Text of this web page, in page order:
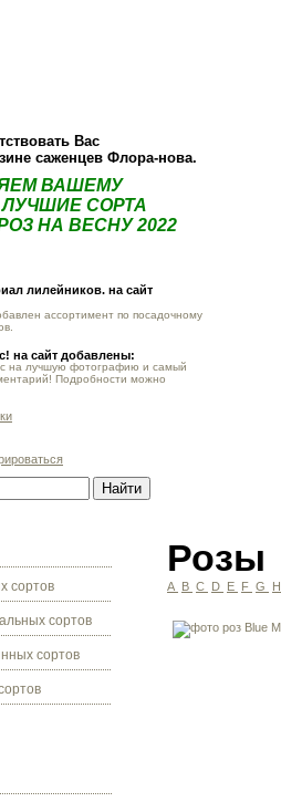
Вас
саженцев Флора-нова.
ВАШЕМУ
СОРТА
НА ВЕСНУ 2022
лилейников. на сайт
ассортимент по посадочному
на сайт добавлены:
на лучшую фотографию и самый
Подробности можно
сортов
сортов
сортов
Розы
A B C D E F G